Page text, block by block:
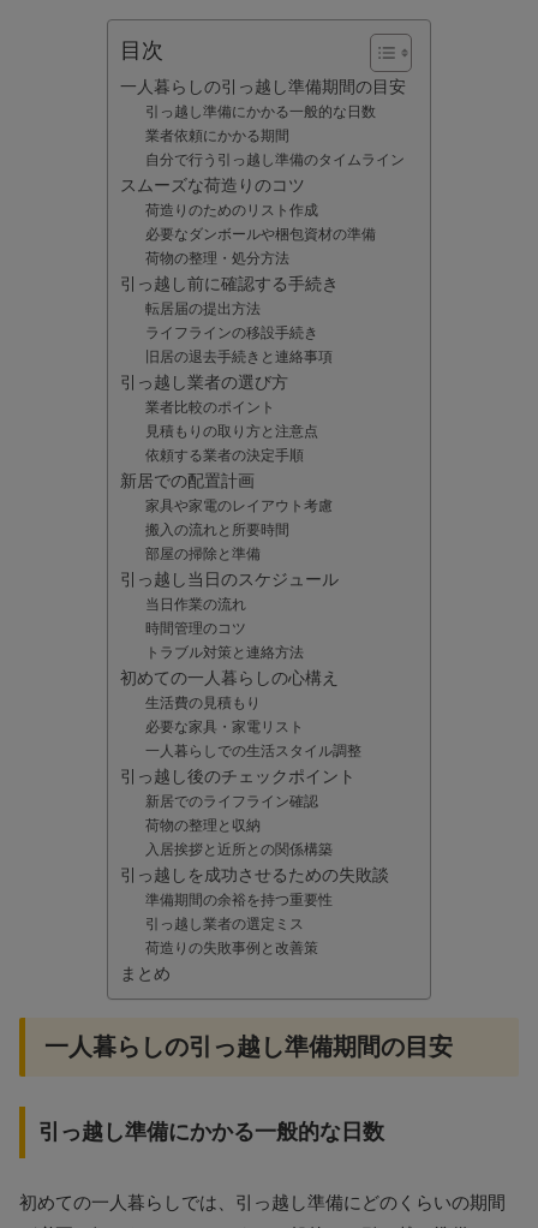
目次
一人暮らしの引っ越し準備期間の目安
引っ越し準備にかかる一般的な日数
業者依頼にかかる期間
自分で行う引っ越し準備のタイムライン
スムーズな荷造りのコツ
荷造りのためのリスト作成
必要なダンボールや梱包資材の準備
荷物の整理・処分方法
引っ越し前に確認する手続き
転居届の提出方法
ライフラインの移設手続き
旧居の退去手続きと連絡事項
引っ越し業者の選び方
業者比較のポイント
見積もりの取り方と注意点
依頼する業者の決定手順
新居での配置計画
家具や家電のレイアウト考慮
搬入の流れと所要時間
部屋の掃除と準備
引っ越し当日のスケジュール
当日作業の流れ
時間管理のコツ
トラブル対策と連絡方法
初めての一人暮らしの心構え
生活費の見積もり
必要な家具・家電リスト
一人暮らしでの生活スタイル調整
引っ越し後のチェックポイント
新居でのライフライン確認
荷物の整理と収納
入居挨拶と近所との関係構築
引っ越しを成功させるための失敗談
準備期間の余裕を持つ重要性
引っ越し業者の選定ミス
荷造りの失敗事例と改善策
まとめ
一人暮らしの引っ越し準備期間の目安
引っ越し準備にかかる一般的な日数
初めての一人暮らしでは、引っ越し準備にどのくらいの期間